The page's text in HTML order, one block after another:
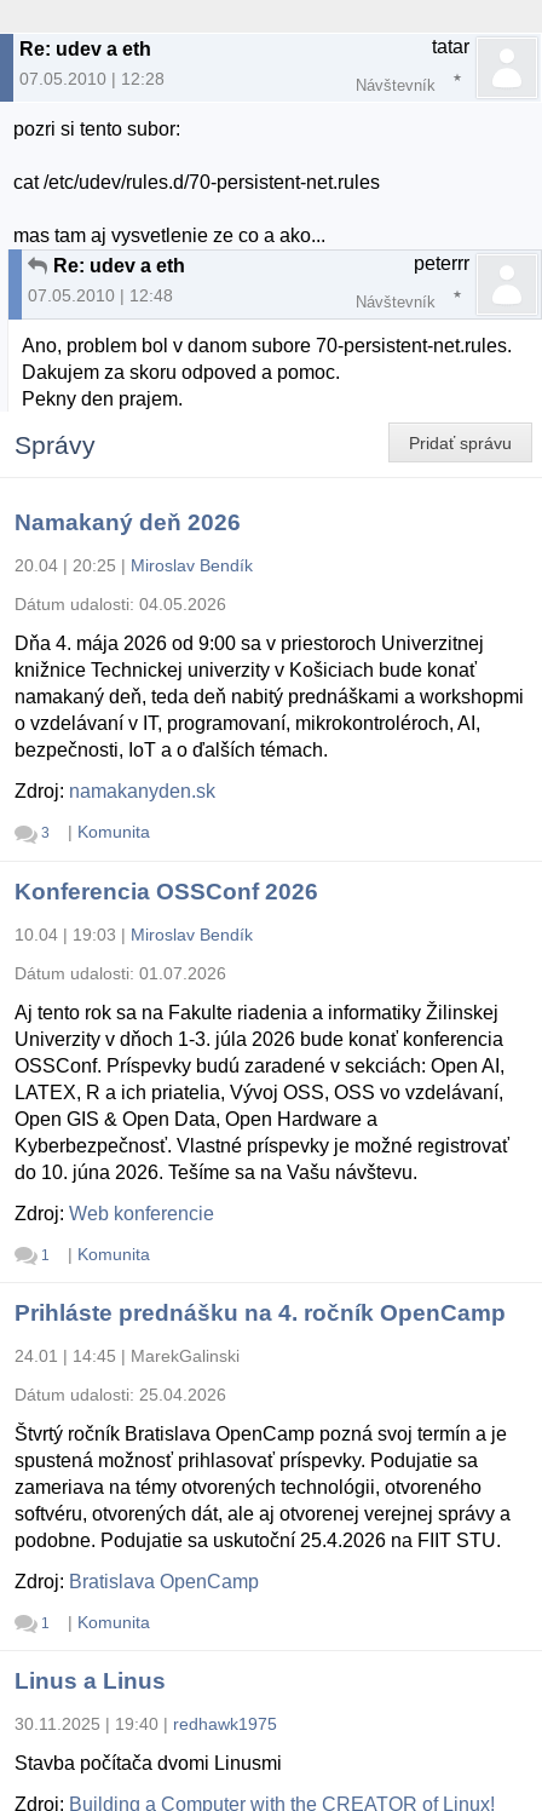
Re: udev a eth
07.05.2010 | 12:28
tatar
Návštevník
pozri si tento subor:
cat /etc/udev/rules.d/70-persistent-net.rules
mas tam aj vysvetlenie ze co a ako...
Re: udev a eth
07.05.2010 | 12:48
peterrr
Návštevník
Ano, problem bol v danom subore 70-persistent-net.rules.
Dakujem za skoru odpoved a pomoc.
Pekny den prajem.
Pridať správu
Správy
Namakaný deň 2026
20.04 | 20:25 | Miroslav Bendík
Dátum udalosti: 04.05.2026
Dňa 4. mája 2026 od 9:00 sa v priestoroch Univerzitnej
knižnice Technickej univerzity v Košiciach bude konať
namakaný deň, teda deň nabitý prednáškami a workshopmi
o vzdelávaní v IT, programovaní, mikrokontroléroch, AI,
bezpečnosti, IoT a o ďalších témach.
Zdroj: namakanyden.sk
3 | Komunita
Konferencia OSSConf 2026
10.04 | 19:03 | Miroslav Bendík
Dátum udalosti: 01.07.2026
Aj tento rok sa na Fakulte riadenia a informatiky Žilinskej
Univerzity v dňoch 1-3. júla 2026 bude konať konferencia
OSSConf. Príspevky budú zaradené v sekciách: Open AI,
LATEX, R a ich priatelia, Vývoj OSS, OSS vo vzdelávaní,
Open GIS & Open Data, Open Hardware a
Kyberbezpečnosť. Vlastné príspevky je možné registrovať
do 10. júna 2026. Tešíme sa na Vašu návštevu.
Zdroj: Web konferencie
1 | Komunita
Prihláste prednášku na 4. ročník OpenCamp
24.01 | 14:45 | MarekGalinski
Dátum udalosti: 25.04.2026
Štvrtý ročník Bratislava OpenCamp pozná svoj termín a je
spustená možnosť prihlasovať príspevky. Podujatie sa
zameriava na témy otvorených technológii, otvoreného
softvéru, otvorených dát, ale aj otvorenej verejnej správy a
podobne. Podujatie sa uskutoční 25.4.2026 na FIIT STU.
Zdroj: Bratislava OpenCamp
1 | Komunita
Linus a Linus
30.11.2025 | 19:40 | redhawk1975
Stavba počítača dvomi Linusmi
Zdroj: Building a Computer with the CREATOR of Linux!